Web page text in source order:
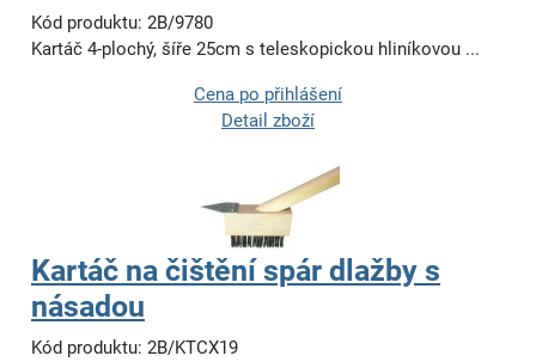
Kód produktu: 2B/9780
Kartáč 4-plochý, šíře 25cm s teleskopickou hliníkovou ...
Cena po přihlášení
Detail zboží
Kartáč na čištění spár dlažby s
násadou
Kód produktu: 2B/KTCX19